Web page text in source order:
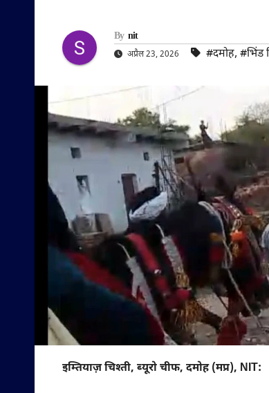
By nit
अप्रैल 23, 2026 #दमोह, #भिंड
इम्तियाज़ चिश्ती, ब्यूरो चीफ, दमोह (मप्र), NIT: